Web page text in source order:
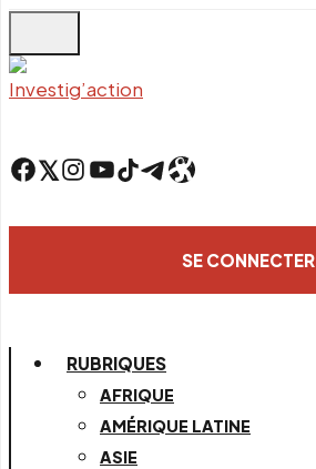
to
main
Facebook Twitter Instagram YouTube TikTok TelegramLien
SE CONNECTER
RUBRIQUES
AFRIQUE
AMÉRIQUE LATINE
ASIE